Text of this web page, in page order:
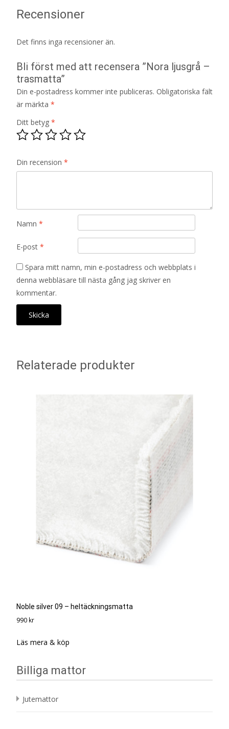
Recensioner
Det finns inga recensioner än.
Bli först med att recensera ”Nora ljusgrå –
trasmatta”
Din e-postadress kommer inte publiceras. Obligatoriska fält
är märkta *
Ditt betyg *
Din recension *
Namn *
E-post *
Spara mitt namn, min e-postadress och webbplats i
denna webbläsare till nästa gång jag skriver en
kommentar.
Relaterade produkter
Noble silver 09 – heltäckningsmatta
990 kr
Läs mera & köp
Billiga mattor
Jutemattor